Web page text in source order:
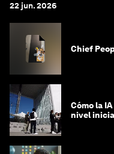
22 jun. 2026
Chief
Cómo la
nivel